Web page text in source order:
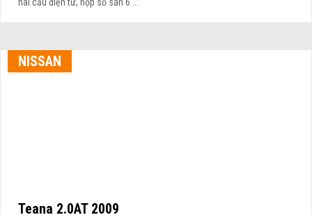
NISSAN
Teana 2.0AT 2009